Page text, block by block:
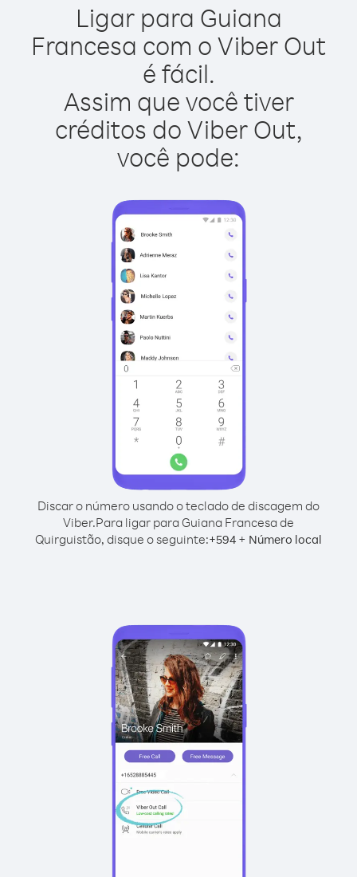
Ligar para Guiana
Francesa com o Viber Out
é fácil.
Assim que você tiver
créditos do Viber Out,
você pode:
Discar o número usando o teclado de discagem do
Viber.Para ligar para Guiana Francesa de
Quirguistão, disque o seguinte:+594 + Número local